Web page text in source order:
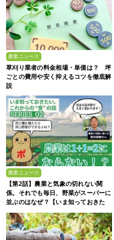
農業ニュース
草刈り業者の料金相場・単価は？ 坪
ごとの費用や安く抑えるコツを徹底解
説
農業ニュース
【第2話】農業と気象の切れない関
係。それでも毎日、野菜がスーパーに
並ぶのはなぜ？【いま知っておきた
い、これからの”食”の話】